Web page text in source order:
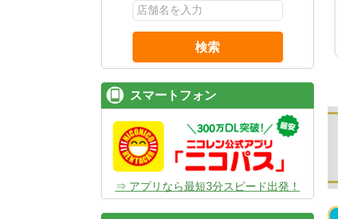
検索
スマートフォン
⇒ アプリなら最短3分スピード出発！